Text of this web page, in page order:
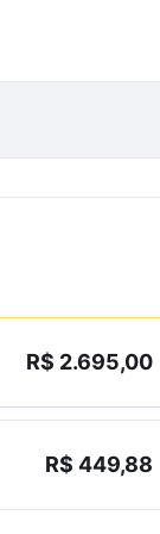
R$ 2.695,00
R$ 449,88